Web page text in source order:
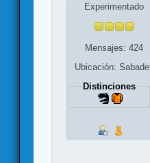
Experimentado
Mensajes: 424
Ubicación: Sabadell
Distinciones